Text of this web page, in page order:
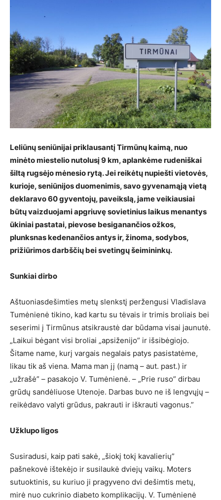
Leliūnų seniūnijai priklausantį Tirmūnų kaimą, nuo
minėto miestelio nutolusį 9 km, aplankėme rudeniškai
šiltą rugsėjo mėnesio rytą. Jei reikėtų nupiešti vietovės,
kurioje, seniūnijos duomenimis, savo gyvenamąją vietą
deklaravo 60 gyventojų, paveikslą, jame veikiausiai
būtų vaizduojami apgriuvę sovietinius laikus menantys
ūkiniai pastatai, pievose besiganančios ožkos,
plunksnas kedenančios antys ir, žinoma, sodybos,
prižiūrimos darbščių bei svetingų šeimininkų.
Sunkiai dirbo
Aštuoniasdešimties metų slenkstį peržengusi Vladislava
Tumėnienė tikino, kad kartu su tėvais ir trimis broliais bei
seserimi į Tirmūnus atsikraustė dar būdama visai jaunutė.
„Laikui bėgant visi broliai „apsiženijo” ir išsibėgiojo.
Šitame name, kurį vargais negalais patys pasistatėme,
likau tik aš viena. Mama man jį (namą – aut. past.) ir
„užrašė” – pasakojo V. Tumėnienė. – „Prie ruso” dirbau
grūdų sandėliuose Utenoje. Darbas buvo ne iš lengvųjų –
reikėdavo valyti grūdus, pakrauti ir iškrauti vagonus.”
Užklupo ligos
Susiradusi, kaip pati sakė, „šiokį tokį kavalierių”
pašnekovė ištekėjo ir susilaukė dviejų vaikų. Moters
sutuoktinis, su kuriuo ji pragyveno dvi dešimtis metų,
mirė nuo cukrinio diabeto komplikacijų. V. Tumėnienė